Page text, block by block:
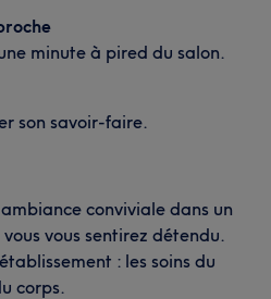
minute à pired du salon.
son savoir-faire.
conviviale dans un
vous sentirez détendu.
: les soins du
corps.